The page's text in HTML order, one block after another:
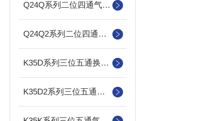
Q24Q系列二位四通气控滑阀
Q24Q2系列二位四通双气控滑阀
K35D系列三位五通换向阀
K35D2系列三位五通双电控换向阀